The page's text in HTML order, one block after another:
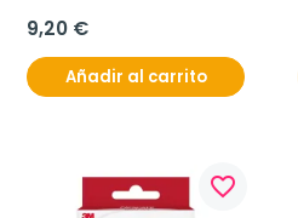
9,20 €
Añadir al carrito
favorite_border